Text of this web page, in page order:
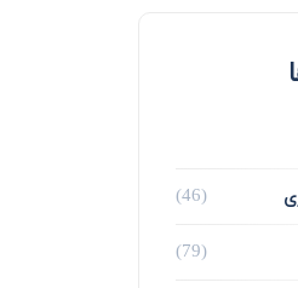
(46)
(79)